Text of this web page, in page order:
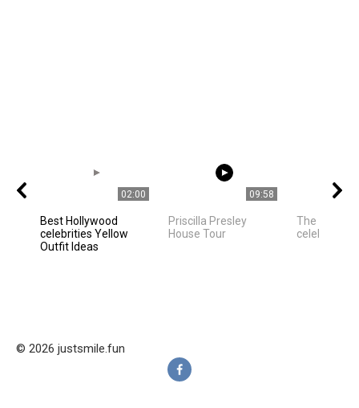
02:00
Best Hollywood
celebrities Yellow
Outfit Ideas
09:58
Priscilla Presley
House Tour
The best
celebrities
© 2026 justsmile.fun